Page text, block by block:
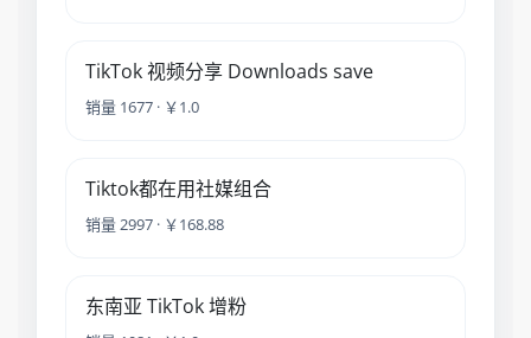
TikTok 视频分享 Downloads save
销量 1677 · ￥1.0
Tiktok都在用社媒组合
销量 2997 · ￥168.88
东南亚 TikTok 增粉